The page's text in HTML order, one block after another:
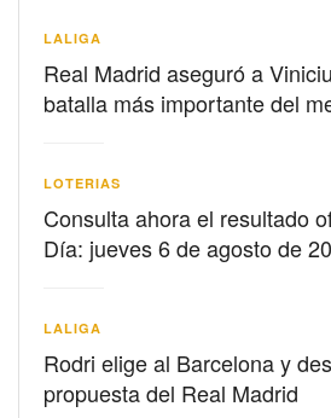
LALIGA
Real Madrid aseguró a
batalla más importante del
LOTERIAS
Consulta ahora el resultado
Día: jueves 6 de agosto de
LALIGA
Rodri elige al Barcelona y
propuesta del Real Madrid